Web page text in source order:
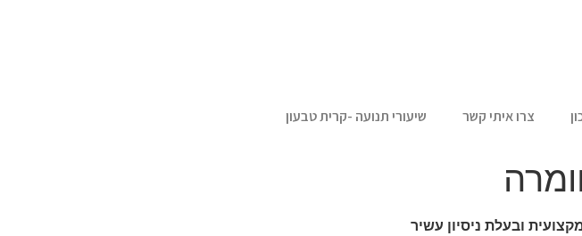
צרו איתי קשר שיעורי תנועה -קרית טבעון
ובעלת ניסיון עשיר